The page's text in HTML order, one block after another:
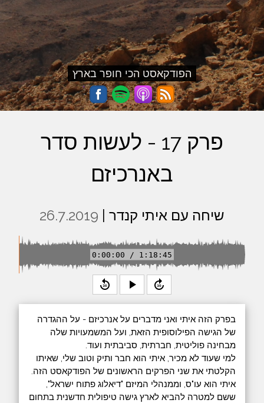
הפודקאסט הכי חופר בארץ
פרק 17 - לעשות סדר
באנרכיזם
שיחה עם איתי קנדר | 26.7.2019
0:00:00 / 1:18:45
replay_30 play_arrow forward_30
בפרק הזה איתי ואני מדברים על אנרכיזם - על ההגדרה
של הגישה הפילוסופית הזאת, ועל המשמעויות שלה
מבחינה פוליטית, חברתית, סביבתית ועוד.
למי שעוד לא מכיר, איתי הוא חבר ותיק וטוב שלי, שאיתו
הקלטתי את שני הפרקים הראשונים של הפודקאסט הזה.
איתי הוא עו"ס, וממנהלי המיזם "דיאלוג פתוח ישראל",
ששם למטרה להביא לארץ גישה טיפולית חדשנית בתחום